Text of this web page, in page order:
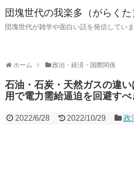
団塊世代の我楽多（がらくた
団塊世代が雑学や面白い話を発信してい
ホーム 政治・経済・国際関係
石油・石炭・天然ガスの違
用で電力需給逼迫を回避すべ
2022/6/28 2022/10/29 政